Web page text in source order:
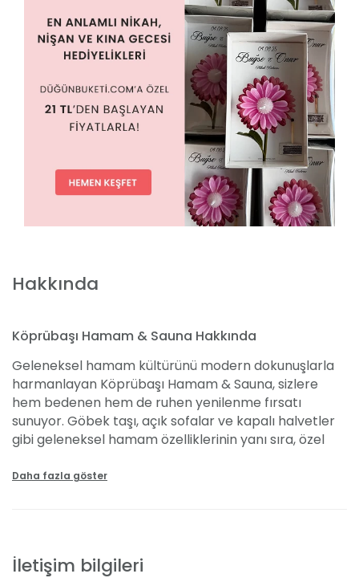
Hakkında
Köprübaşı Hamam & Sauna Hakkında
Geleneksel hamam kültürünü modern dokunuşlarla
harmanlayan Köprübaşı Hamam & Sauna, sizlere
hem bedenen hem de ruhen yenilenme fırsatı
sunuyor. Göbek taşı, açık sofalar ve kapalı halvetler
gibi geleneksel hamam özelliklerinin yanı sıra, özel
Tesisin son teknoloji ısıtma ve havalandırma
hijyen standartlarının üst düzeyde tutulmasını
Daha fazla göster
İletişim bilgileri